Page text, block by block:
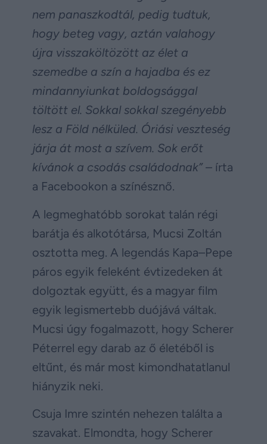
nem panaszkodtál, pedig tudtuk,
hogy beteg vagy, aztán valahogy
újra visszaköltözött az élet a
szemedbe a szín a hajadba és ez
mindannyiunkat boldogsággal
töltött el. Sokkal sokkal szegényebb
lesz a Föld nélküled. Óriási veszteség
járja át most a szívem. Sok erőt
kívánok a csodás családodnak”– írta
a Facebookon a színésznő.
A legmeghatóbb sorokat talán régi
barátja és alkotótársa, Mucsi Zoltán
osztotta meg. A legendás Kapa–Pepe
páros egyik feleként évtizedeken át
dolgoztak együtt, és a magyar film
egyik legismertebb duójává váltak.
Mucsi úgy fogalmazott, hogy Scherer
Péterrel egy darab az ő életéből is
eltűnt, és már most kimondhatatlanul
hiányzik neki.
Csuja Imre szintén nehezen találta a
szavakat. Elmondta, hogy Scherer